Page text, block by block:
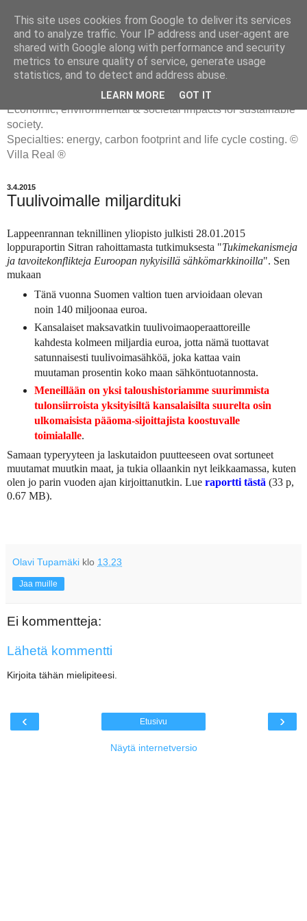
ENERGIATYHMYRIT
Economic, environmental & societal impacts for sustainable
society.
Specialties: energy, carbon footprint and life cycle costing. ©
Villa Real ®
3.4.2015
Tuulivoimalle miljardituki
Lappeenrannan teknillinen yliopisto julkisti 28.01.2015
loppuraportin Sitran rahoittamasta tutkimuksesta "Tukimekanismeja
ja tavoitekonflikteja Euroopan nykyisillä sähkömarkkinoilla". Sen
mukaan
Tänä vuonna Suomen valtion tuen arvioidaan olevan
noin 140 miljoonaa euroa.
Kansalaiset maksavatkin tuulivoimaoperaattoreille
kahdesta kolmeen miljardia euroa, jotta nämä tuottavat
satunnaisesti tuulivoimasähköä, joka kattaa vain
muutaman prosentin koko maan sähköntuotannosta.
Meneillään on yksi taloushistoriamme suurimmista
tulonsiirroista yksityisiltä kansalaisilta suurelta osin
ulkomaisista pääoma-sijoittajista koostuvalle
toimialalle.
Samaan typeryyteen ja laskutaidon puutteeseen ovat sortuneet
muutamat muutkin maat, ja tukia ollaankin nyt leikkaamassa, kuten
olen jo parin vuoden ajan kirjoittanutkin. Lue raportti tästä (33 p,
0.67 MB).
Olavi Tupamäki klo 13.23
Jaa muille
Ei kommentteja:
Lähetä kommentti
Kirjoita tähän mielipiteesi.
‹ ›
Etusivu
Näytä internetversio
This site uses cookies from Google to deliver its services
and to analyze traffic. Your IP address and user-agent are
shared with Google along with performance and security
metrics to ensure quality of service, generate usage
statistics, and to detect and address abuse.
LEARN MORE GOT IT